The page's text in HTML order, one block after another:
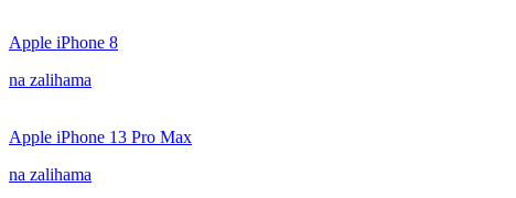
Apple iPhone 8
na zalihama
Apple iPhone 13 Pro Max
na zalihama